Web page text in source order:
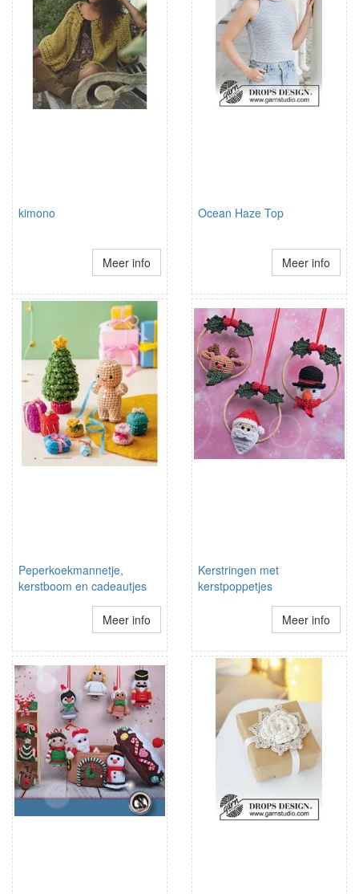
kimono
Meer info
Ocean Haze Top
Meer info
Peperkoekmannetje,
kerstboom en cadeautjes
Meer info
Kerstringen met
kerstpoppetjes
Meer info